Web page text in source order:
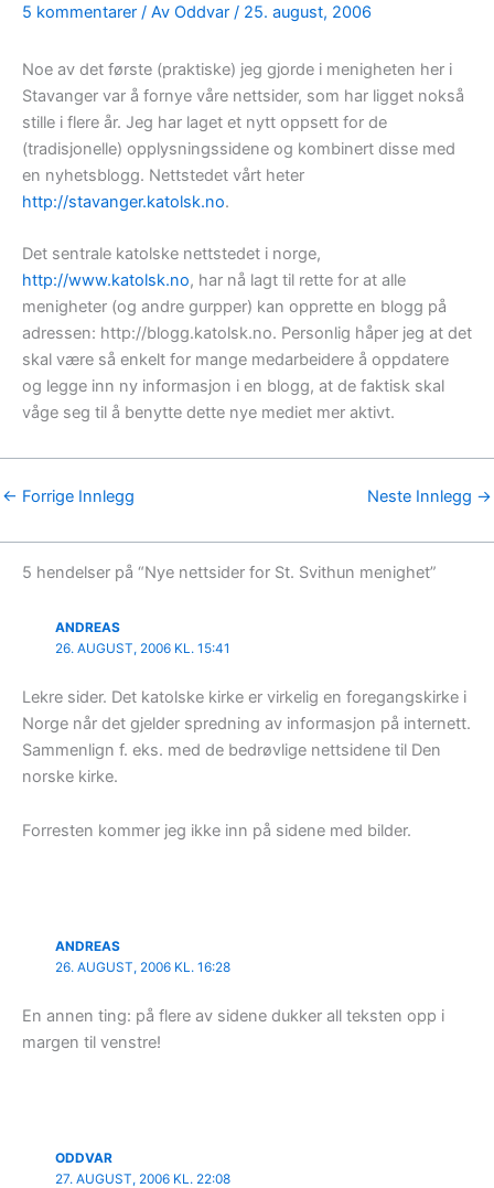
5 kommentarer / Av Oddvar / 25. august, 2006
Noe av det første (praktiske) jeg gjorde i menigheten her i
Stavanger var å fornye våre nettsider, som har ligget nokså
stille i flere år. Jeg har laget et nytt oppsett for de
(tradisjonelle) opplysningssidene og kombinert disse med
en nyhetsblogg. Nettstedet vårt heter
http://stavanger.katolsk.no.
Det sentrale katolske nettstedet i norge,
http://www.katolsk.no, har nå lagt til rette for at alle
menigheter (og andre gurpper) kan opprette en blogg på
adressen: http://blogg.katolsk.no. Personlig håper jeg at det
skal være så enkelt for mange medarbeidere å oppdatere
og legge inn ny informasjon i en blogg, at de faktisk skal
våge seg til å benytte dette nye mediet mer aktivt.
← Forrige Innlegg Neste Innlegg →
5 hendelser på “Nye nettsider for St. Svithun menighet”
ANDREAS
26. AUGUST, 2006 KL. 15:41
Lekre sider. Det katolske kirke er virkelig en foregangskirke i
Norge når det gjelder spredning av informasjon på internett.
Sammenlign f. eks. med de bedrøvlige nettsidene til Den
norske kirke.
Forresten kommer jeg ikke inn på sidene med bilder.
ANDREAS
26. AUGUST, 2006 KL. 16:28
En annen ting: på flere av sidene dukker all teksten opp i
margen til venstre!
ODDVAR
27. AUGUST, 2006 KL. 22:08